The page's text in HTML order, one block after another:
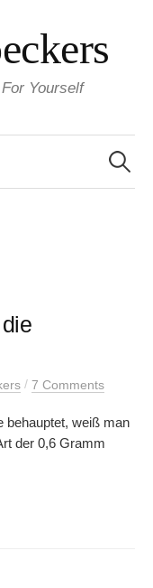
Yourself
for:
/ 7 Comments
behauptet, weiß man
der 0,6 Gramm